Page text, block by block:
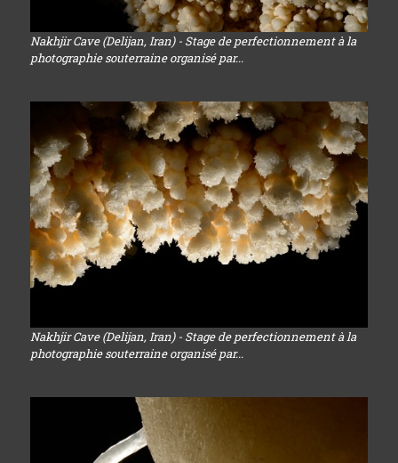
Nakhjir Cave (Delijan, Iran) - Stage de perfectionnement à la
photographie souterraine organisé par...
Nakhjir Cave (Delijan, Iran) - Stage de perfectionnement à la
photographie souterraine organisé par...